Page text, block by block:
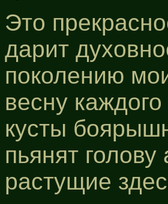
Это
дарит
поколению
весну
кусты
пьянят
растущие